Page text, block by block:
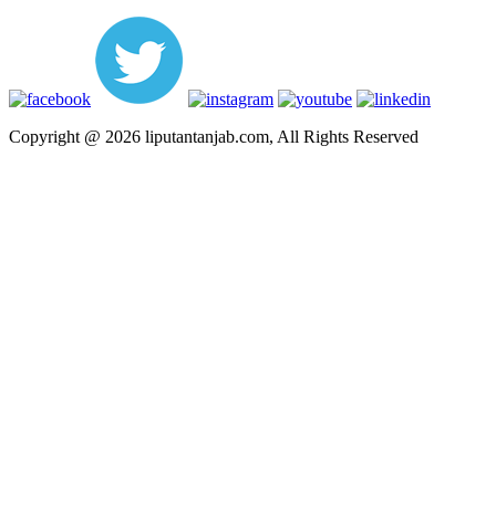
Copyright @ 2026 liputantanjab.com, All Rights Reserved